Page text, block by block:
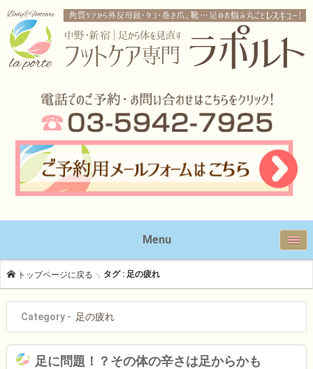
Menu
トップページに戻る タグ : 足の疲れ
Category - 足の疲れ
足に問題！？その体の辛さは足からかも